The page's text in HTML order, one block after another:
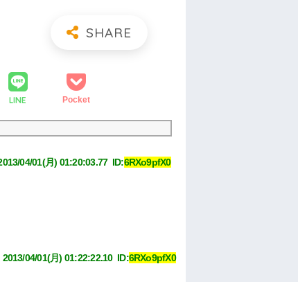
LINE Pocket
04/01(月) 01:20:03.77 ID:6RXo9pfX0
2013/04/01(月) 01:22:22.10 ID:6RXo9pfX0